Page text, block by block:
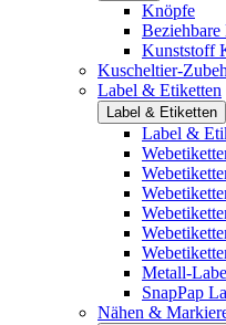
Knöpfe
Kunststoff
Kuscheltier-
Label & Etiketten
Label & Etiketten
Label &
Metall-
SnapPap
Nähen &